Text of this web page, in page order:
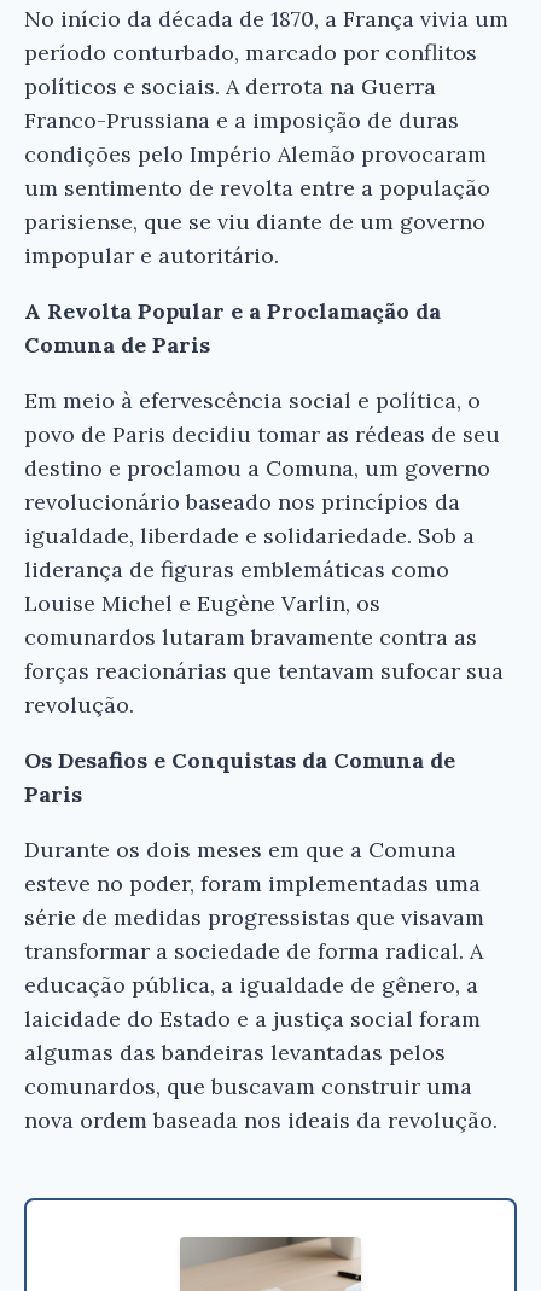
No início da década de 1870, a França vivia um
período conturbado, marcado por conflitos
políticos e sociais. A derrota na Guerra
Franco-Prussiana e a imposição de duras
condições pelo Império Alemão provocaram
um sentimento de revolta entre a população
parisiense, que se viu diante de um governo
impopular e autoritário.
A Revolta Popular e a Proclamação da
Comuna de Paris
Em meio à efervescência social e política, o
povo de Paris decidiu tomar as rédeas de seu
destino e proclamou a Comuna, um governo
revolucionário baseado nos princípios da
igualdade, liberdade e solidariedade. Sob a
liderança de figuras emblemáticas como
Louise Michel e Eugène Varlin, os
comunardos lutaram bravamente contra as
forças reacionárias que tentavam sufocar sua
revolução.
Os Desafios e Conquistas da Comuna de
Paris
Durante os dois meses em que a Comuna
esteve no poder, foram implementadas uma
série de medidas progressistas que visavam
transformar a sociedade de forma radical. A
educação pública, a igualdade de gênero, a
laicidade do Estado e a justiça social foram
algumas das bandeiras levantadas pelos
comunardos, que buscavam construir uma
nova ordem baseada nos ideais da revolução.
Gostou do resumo? Nós criamos resumos para